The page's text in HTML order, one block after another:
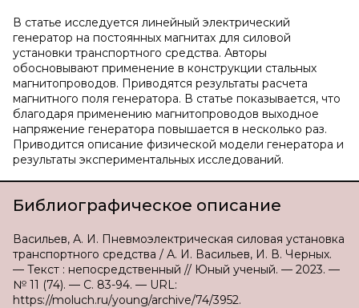
В статье исследуется линейный электрический
генератор на постоянных магнитах для силовой
установки транспортного средства. Авторы
обосновывают применение в конструкции стальных
магнитопроводов. Приводятся результаты расчета
магнитного поля генератора. В статье показывается, что
благодаря применению магнитопроводов выходное
напряжение генератора повышается в несколько раз.
Приводится описание физической модели генератора и
результаты экспериментальных исследований.
Библиографическое описание
Васильев, А. И. Пневмоэлектрическая силовая установка
транспортного средства / А. И. Васильев, И. В. Черных.
— Текст : непосредственный // Юный ученый. — 2023. —
№ 11 (74). — С. 83-94. — URL:
https://moluch.ru/young/archive/74/3952.